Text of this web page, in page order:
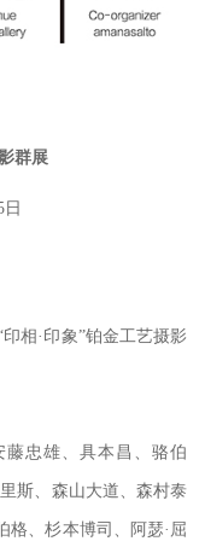
群展
相·印象”铂金工艺摄影
忠雄、具本昌、骆伯
斯、森山大道、森村泰
格、杉本博司、阿瑟·屈